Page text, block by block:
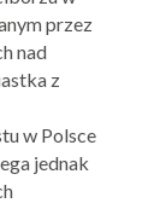
przez
nad
z
w Polsce
jednak